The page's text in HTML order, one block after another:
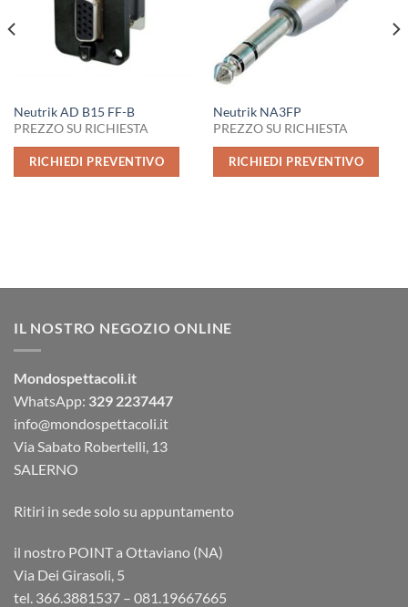
Neutrik AD B15 FF-B
PREZZO SU RICHIESTA
RICHIEDI PREVENTIVO
Neutrik NA3FP
PREZZO SU RICHIESTA
RICHIEDI PREVENTIVO
IL NOSTRO NEGOZIO ONLINE
Mondospettacoli.it
WhatsApp: 329 2237447
info@mondospettacoli.it
Via Sabato Robertelli, 13
SALERNO
Ritiri in sede solo su appuntamento
il nostro POINT a Ottaviano (NA)
Via Dei Girasoli, 5
tel. 366.3881537 – 081.19667665